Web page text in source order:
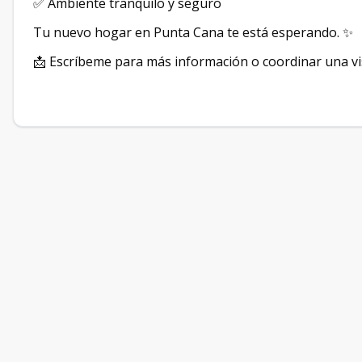
Tu nuevo hogar en Punta Cana te está esperando. ✨
📩 Escríbeme para más información o coordinar una